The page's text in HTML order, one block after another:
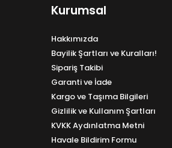
Kurumsal
Hakkımızda
Bayilik Şartları ve Kuralları!
Sipariş Takibi
Garanti ve İade
Kargo ve Taşıma Bilgileri
Gizlilik ve Kullanım Şartları
KVKK Aydınlatma Metni
Havale Bildirim Formu